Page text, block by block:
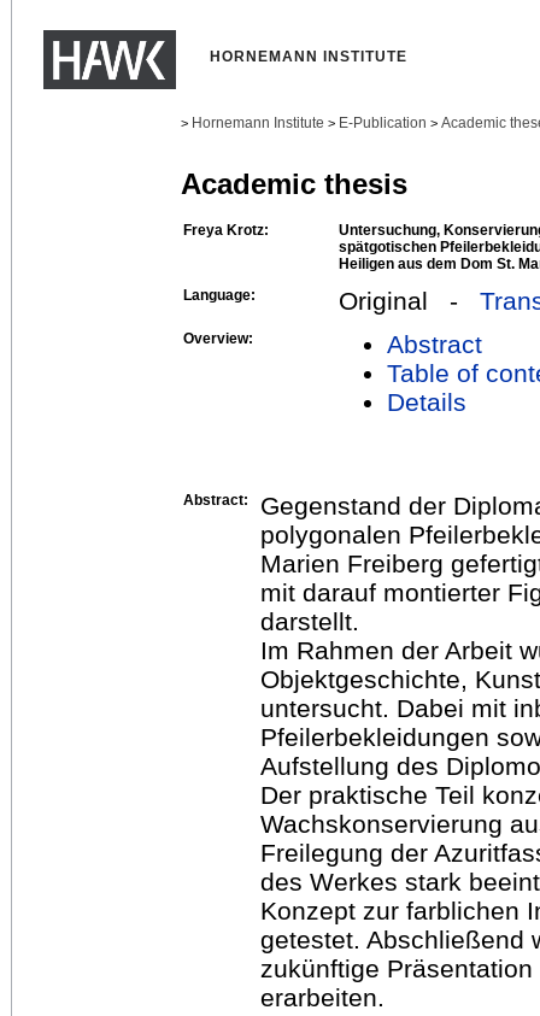
HORNEMANN INSTITUTE
> Hornemann Institute > E-Publication > Academic
Academic thesis
Freya Krotz:
Untersuchung,
spätgotischen
Heiligen aus dem Dom St.
Language:
Original -
Overview:
Abstract
Table of
Details
Abstract:
Gegenstand der
polygonalen
Marien Freiberg
mit darauf montierter
darstellt.
Im Rahmen der Arbeit
Objektgeschichte,
untersucht. Dabei mit
Pfeilerbekleidungen
Aufstellung des
Der praktische Teil
Wachskonservierung
Freilegung der
des Werkes stark
Konzept zur farblichen
getestet. Abschließend
zukünftige
erarbeiten.